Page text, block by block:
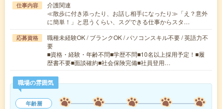
仕事内容
介護関連
≪散歩に付き添ったり、お話し相手になったり≫「え？意外
に簡単！」と思うくらい、スグできる仕事からスタ…
応募資格
職種未経験OK / ブランクOK / パソコンスキル不要 / 英語力不
要
■資格・経験・年齢不問■学歴不問■10名以上採用予定！■履
歴書不要■面談確約■社会保険完備■社員登用…
職場の雰囲気
年齢層